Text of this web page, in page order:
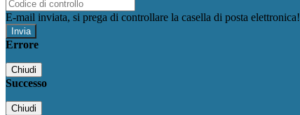
E-mail inviata, si prega di controllare la casella di posta elettronica!
Errore
Chiudi
Successo
Chiudi